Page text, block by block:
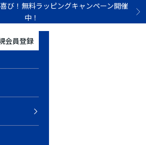
び！無料ラッピングキャンペーン開催
中！
次
会員登録